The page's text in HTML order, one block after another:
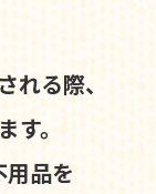
れる際、
。
品を